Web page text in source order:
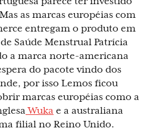
as marcas européias com
entregam o produto em
Saúde Menstrual Patrícia
a marca norte-americana
do pacote vindo dos
por isso Lemos ficou
marcas européias como a
Wuka e a australiana
filial no Reino Unido.